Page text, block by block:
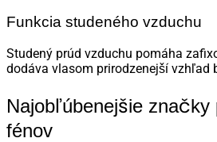
Funkcia studeného vzduchu
Studený prúd vzduchu pomáha
dodáva vlasom prirodzenejší vzhľad
Najobľúbenejšie značky
fénov